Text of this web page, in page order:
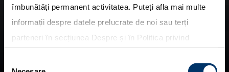
îmbunătăți permanent activitatea. Puteți afla mai multe
informații despre datele prelucrate de noi sau terți
parteneri în secțiunea Despre și în Politica privind
toate cookie-urile, una sau mai multe categorii sau să
Noul BAYON.
Pregatit pentru noi orizonturi.